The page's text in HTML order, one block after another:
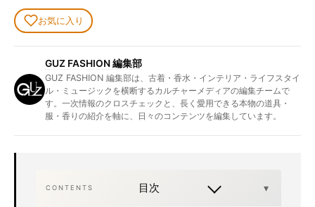
お気に入り
GUZ FASHION 編集部
GUZ FASHION 編集部は、古着・香水・インテリア・ライフスタイ
ル・ミュージックを横断するカルチャーメディアの編集チームで
す。一次情報のクロスチェックと、長く愛用できる本物の道具・
服・香りの紹介を軸に、日々のコンテンツを編集しています。
CONTENTS 目次